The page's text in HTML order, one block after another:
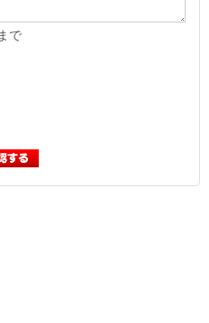
で